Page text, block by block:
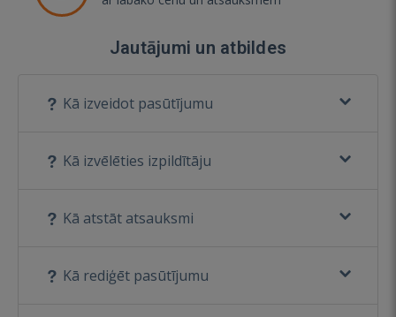
Jautājumi un atbildes
Kā izveidot pasūtījumu
Kā izvēlēties izpildītāju
Kā atstāt atsauksmi
Kā rediģēt pasūtījumu